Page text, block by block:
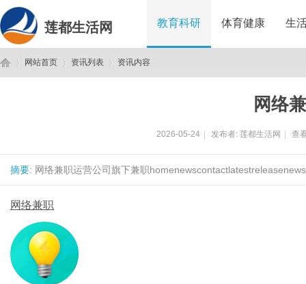
莲都生活网 教育科研 体育健康 生
网站首页 资讯列表 资讯内容
网络
2026-05-24 发布者: 莲都生活网 查
摘要: 网络兼职运营公司旗下兼职
网络兼职